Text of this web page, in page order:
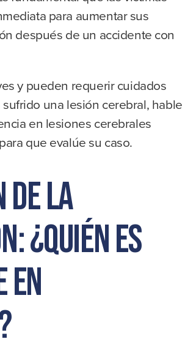
para aumentar sus
después de un accidente con
y pueden requerir cuidados
una lesión cerebral, hable
en lesiones cerebrales
que evalúe su caso.
de la
¿Quién es
en